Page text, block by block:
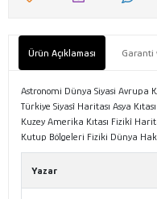
Ürün Açıklaması Garanti
Astronomi Dünya Siyasi Avrupa
Türkiye Siyasî Haritası Asya
Kuzey Amerika Kıtası Fizikî
Kutup Bölgeleri Fiziki Dünya
Yazar